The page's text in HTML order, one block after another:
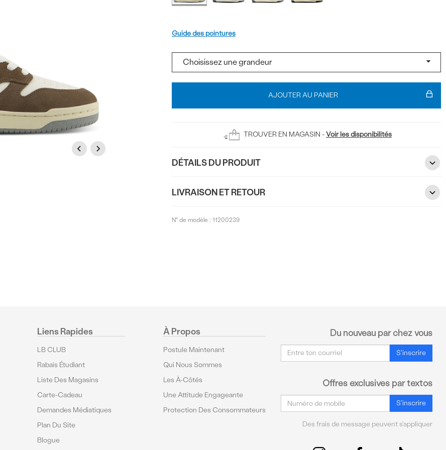
PreviousNext
produit
Guide des pointures
Ajouter
panier
AJOUTER AU PANIER
TROUVER EN MAGASIN -Voir les disponibilités
DÉTAILS DU PRODUIT
LIVRAISON ET RETOUR
N° de modèle : 11200239
Liens Rapides
LB CLUB
Rabais Étudiant
Liste Des Magasins
Carte-Cadeau
Demandes Médiatiques
Plan Du Site
Blogue
À Propos
Postule Maintenant
Qui Nous Sommes
Les À-Côtés
Une Attitude Engageante
Protection Des Consommateurs
Du nouveau par chez vous
S'inscrire
Offres exclusives par textos
S'inscrire
Des frais de message peuvent s'appliquer